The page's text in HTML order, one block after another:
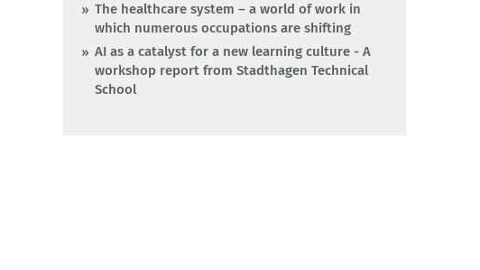
The healthcare system – a world of work in
which numerous occupations are shifting
AI as a catalyst for a new learning culture - A
workshop report from Stadthagen Technical
School